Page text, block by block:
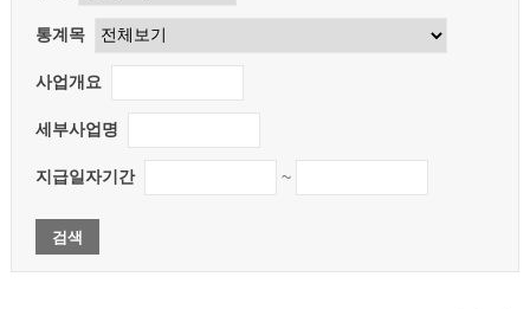
통계목
사업개요
세부사업명
지급일자기간 ~
검색